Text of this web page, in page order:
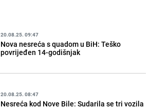
20.08.25. 09:47
Nova nesreća s quadom u BiH: Teško
povrijeđen 14-godišnjak
20.08.25. 08:47
Nesreća kod Nove Bile: Sudarila se tri vozila